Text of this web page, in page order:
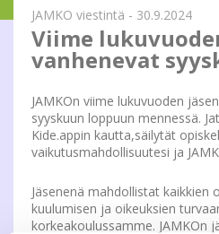
JAMKO viestintä - 30.9.2024
Viime
vanhenevat
JAMKOn viime lukuvuoden
syyskuun loppuun mennessä.
Kide.appin kautta,säilytät
vaikutusmahdollisuutesi ja
Jäsenenä mahdollistat kaikkien
kuulumisen ja oikeuksien
korkeakoulussamme. JAMKOn